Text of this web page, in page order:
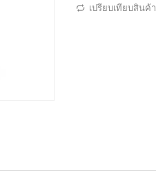
เปรียบเทียบสินค้า